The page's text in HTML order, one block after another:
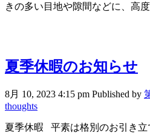
きの多い目地や隙間などに、高
夏季休暇のお知らせ
8月 10, 2023 4:15 pm Published by
thoughts
夏季休暇 平素は格別のお引き